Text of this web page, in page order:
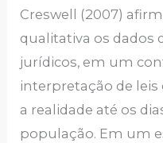
Creswell (2007)
qualitativa os dados
jurídicos, em um
interpretação de
a realidade até os
população. Em um